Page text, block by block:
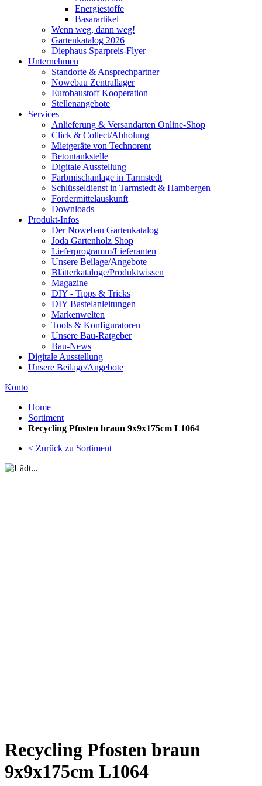
Energiestoffe
Basarartikel
Wenn weg, dann weg!
Gartenkatalog 2026
Diephaus Sparpreis-Flyer
Unternehmen
Standorte & Ansprechpartner
Nowebau Zentrallager
Eurobaustoff Kooperation
Stellenangebote
Services
Anlieferung & Versandarten Online-Shop
Click & Collect/Abholung
Mietgeräte von Technorent
Betontankstelle
Digitale Ausstellung
Farbmischanlage in Tarmstedt
Schlüsseldienst in Tarmstedt & Hambergen
Fördermittelauskunft
Downloads
Produkt-Infos
Der Nowebau Gartenkatalog
Joda Gartenholz Shop
Lieferprogramm/Lieferanten
Unsere Beilage/Angebote
Blätterkataloge/Produktwissen
Magazine
DIY - Tipps & Tricks
DIY Bastelanleitungen
Markenwelten
Tools & Konfiguratoren
Unsere Bau-Ratgeber
Bau-News
Digitale Ausstellung
Unsere Beilage/Angebote
Konto
Home
Sortiment
Recycling Pfosten braun 9x9x175cm L1064
< Zurück zu Sortiment
Recycling Pfosten braun
9x9x175cm L1064